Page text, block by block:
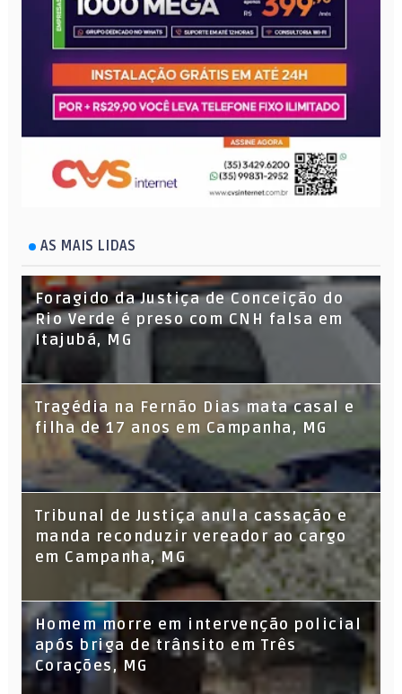
AS MAIS LIDAS
Foragido da Justiça de Conceição do
Rio Verde é preso com CNH falsa em
Itajubá, MG
Tragédia na Fernão Dias mata casal e
filha de 17 anos em Campanha, MG
Tribunal de Justiça anula cassação e
manda reconduzir vereador ao cargo
em Campanha, MG
Homem morre em intervenção policial
após briga de trânsito em Três
Corações, MG